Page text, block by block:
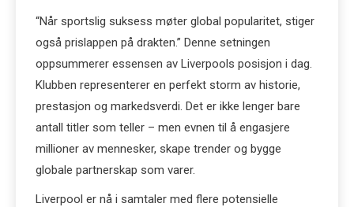
“Når sportslig suksess møter global popularitet, stiger
også prislappen på drakten.” Denne setningen
oppsummerer essensen av Liverpools posisjon i dag.
Klubben representerer en perfekt storm av historie,
prestasjon og markedsverdi. Det er ikke lenger bare
antall titler som teller – men evnen til å engasjere
millioner av mennesker, skape trender og bygge
globale partnerskap som varer.
Liverpool er nå i samtaler med flere potensielle